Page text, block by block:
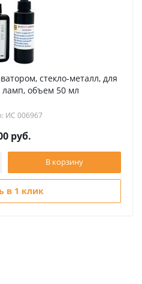
стекло-металл, для
ламп, объем 50 мл
ИС 006967
руб.
В корзину
в 1 клик